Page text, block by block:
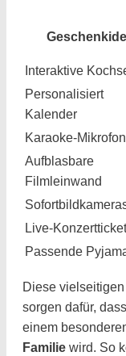
Interaktive
Personalisiert
Kalender
Karaoke-
Aufblasbare
Filmleinwand
Live-
Passende
Diese vielseitigen
sorgen dafür,
einem
Familie wird. So